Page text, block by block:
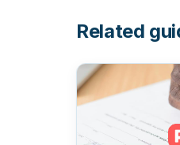
Related